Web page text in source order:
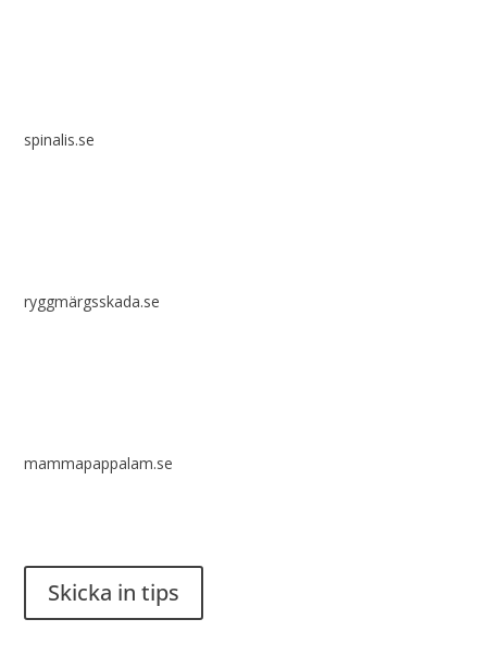
spinalis.se
ryggmärgsskada.se
mammapappalam.se
Skicka in tips